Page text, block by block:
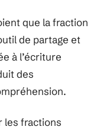
que la fraction
de partage et
à l’écriture
des
les fractions